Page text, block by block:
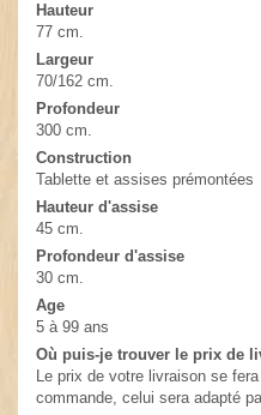
Hauteur
77 cm.
Largeur
70/162 cm.
Profondeur
300 cm.
Construction
Tablette et assises prémontées
Hauteur d'assise
45 cm.
Profondeur d'assise
30 cm.
Age
5 à 99 ans
Où puis-je trouver le prix de
Le prix de votre livraison se
commande, celui sera adapté